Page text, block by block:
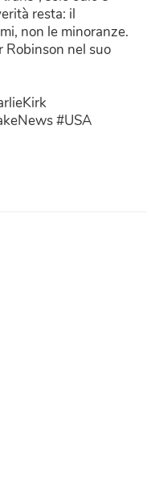
resta: il
non le minoranze.
Robinson nel suo
#USA